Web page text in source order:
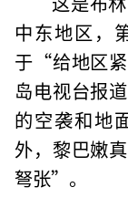
中东地区，
于“给地区
岛电视台报
的空袭和地
外，黎巴嫩
弩张”。